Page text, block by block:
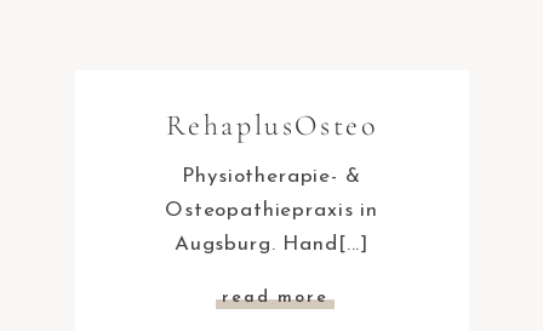
RehaplusOsteo
Physiotherapie- &
Osteopathiepraxis in
Augsburg. Hand[...]
read more